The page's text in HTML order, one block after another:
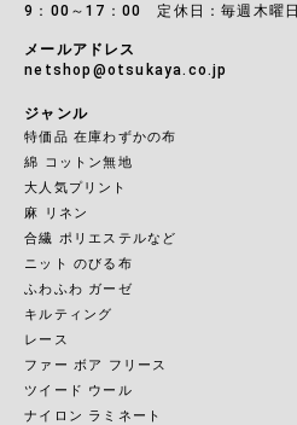
9：00～17：00 定休日：毎週木曜日
メールアドレス
netshop@otsukaya.co.jp
ジャンル
特価品 在庫わずかの布
綿 コットン無地
大人気プリント
麻 リネン
合繊 ポリエステルなど
ニット のびる布
ふわふわ ガーゼ
キルティング
レース
ファー ボア フリース
ツイード ウール
ナイロン ラミネート